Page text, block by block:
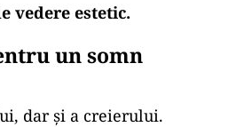
vedere estetic.
un somn
dar și a creierului.